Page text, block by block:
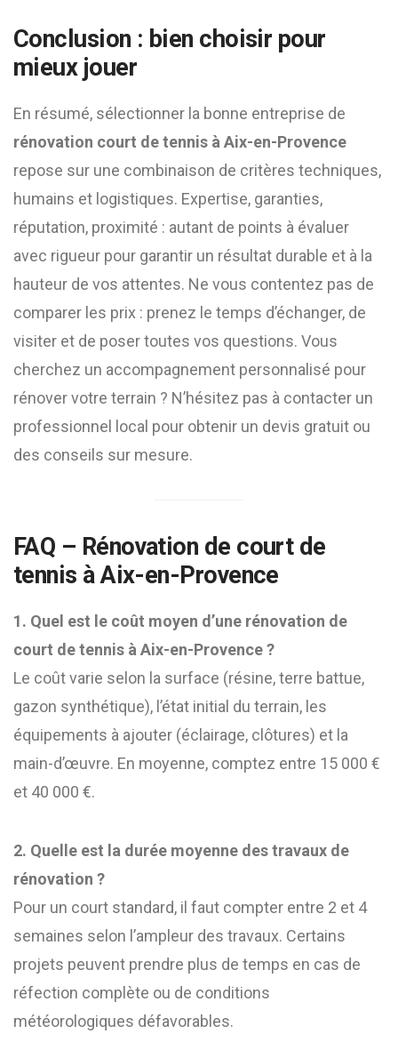
Conclusion : bien choisir pour
mieux jouer
En résumé, sélectionner la bonne entreprise de
rénovation court de tennis à Aix-en-Provence
repose sur une combinaison de critères techniques,
humains et logistiques. Expertise, garanties,
réputation, proximité : autant de points à évaluer
avec rigueur pour garantir un résultat durable et à la
hauteur de vos attentes. Ne vous contentez pas de
comparer les prix : prenez le temps d’échanger, de
visiter et de poser toutes vos questions. Vous
cherchez un accompagnement personnalisé pour
rénover votre terrain ? N’hésitez pas à contacter un
professionnel local pour obtenir un devis gratuit ou
des conseils sur mesure.
FAQ – Rénovation de court de
tennis à Aix-en-Provence
1. Quel est le coût moyen d’une rénovation de
court de tennis à Aix-en-Provence ?
Le coût varie selon la surface (résine, terre battue,
gazon synthétique), l’état initial du terrain, les
équipements à ajouter (éclairage, clôtures) et la
main-d’œuvre. En moyenne, comptez entre 15 000 €
et 40 000 €.
2. Quelle est la durée moyenne des travaux de
rénovation ?
Pour un court standard, il faut compter entre 2 et 4
semaines selon l’ampleur des travaux. Certains
projets peuvent prendre plus de temps en cas de
réfection complète ou de conditions
météorologiques défavorables.